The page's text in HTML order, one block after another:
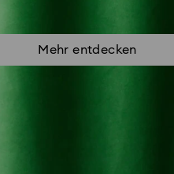
Mehr entdecken